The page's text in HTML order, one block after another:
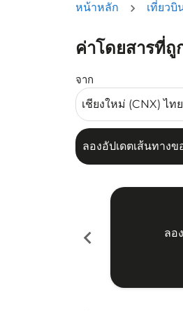
หน้าหลัก เที่ยวบิ
ค่าโดยสารที่ถู
จาก
ลองอัปเดตเส้นทาง
ลองอัปเดตเส้นทางข
chevron_left
ลอ